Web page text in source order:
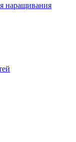
наращивания